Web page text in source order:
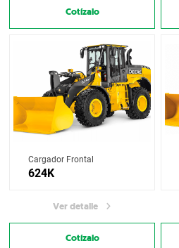
Cotízalo
Cargador Frontal
624K
Ver detalle
Cotízalo